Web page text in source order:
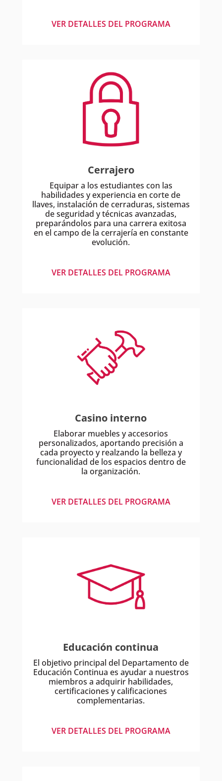
VER DETALLES DEL PROGRAMA
Cerrajero
Equipar a los estudiantes con las
habilidades y experiencia en corte de
llaves, instalación de cerraduras, sistemas
de seguridad y técnicas avanzadas,
preparándolos para una carrera exitosa
en el campo de la cerrajería en constante
evolución.
VER DETALLES DEL PROGRAMA
Casino interno
Elaborar muebles y accesorios
personalizados, aportando precisión a
cada proyecto y realzando la belleza y
funcionalidad de los espacios dentro de
la organización.
VER DETALLES DEL PROGRAMA
Educación continua
El objetivo principal del Departamento de
Educación Continua es ayudar a nuestros
miembros a adquirir habilidades,
certificaciones y calificaciones
complementarias.
VER DETALLES DEL PROGRAMA